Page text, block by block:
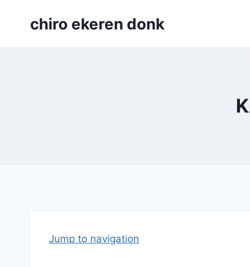
chiro ekeren donk
Jump to navigation